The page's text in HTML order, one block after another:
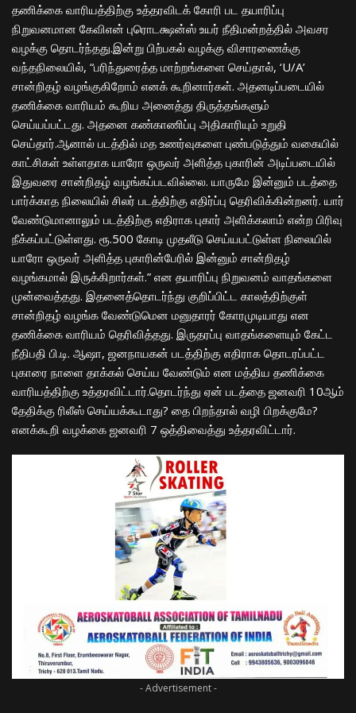
தணிக்கை வாரியத்திற்கு உத்தரவிடக் கோரி பட தயாரிப்பு
நிறுவனமான கேவிஎன் புரொடக்ஷன்ஸ் உயர் நீதிமன்றத்தில் அவசர
வழக்கு தொடர்ந்தது.இன்று பிற்பகல் வழக்கு விசாரணைக்கு
வந்தநிலையில், “பரிந்துரைத்த மாற்றங்களை செய்தால், ‘U/A’
சான்றிதழ் வழங்குகிறோம் எனக் கூறினார்கள். அதனடிப்படையில்
தணிக்கை வாரியம் கூறிய அனைத்து திருத்தங்களும்
செய்யப்பட்டது. அதனை கண்காணிப்பு அதிகாரியும் உறுதி
செய்தார்.ஆனால் படத்தில் மத உணர்வுகளை புண்படுத்தும் வகையில்
காட்சிகள் உள்ளதாக யாரோ ஒருவர் அளித்த புகாரின் அடிப்படையில்
இதுவரை சான்றிதழ் வழங்கப்படவில்லை. யாருமே இன்னும் படத்தை
பார்க்காத நிலையில் சிலர் படத்திற்கு எதிர்ப்பு தெரிவிக்கின்றனர். யார்
வேண்டுமானாலும் படத்திற்கு எதிராக புகார் அளிக்கலாம் என்ற பிரிவு
நீக்கப்பட்டுள்ளது. ரூ.500 கோடி முதலீடு செய்யபட்டுள்ள நிலையில்
யாரோ ஒருவர் அளித்த புகாரின்பேரில் இன்னும் சான்றிதழ்
வழங்கமால் இருக்கிறார்கள்.” என தயாரிப்பு நிறுவனம் வாதங்களை
முன்வைத்தது. இதனைத்தொடர்ந்து குறிப்பிட்ட காலத்திற்குள்
சான்றிதழ் வழங்க வேண்டுமென மனுதாரர் கோரமுடியாது என
தணிக்கை வாரியம் தெரிவித்தது. இருதரப்பு வாதங்களையும் கேட்ட
நீதிபதி பி.டி. ஆஷா, ஜனநாயகன் படத்திற்கு எதிராக தொடரப்பட்ட
புகாரை நாளை தாக்கல் செய்ய வேண்டும் என மத்திய தணிக்கை
வாரியத்திற்கு உத்தரவிட்டார்.தொடர்ந்து ஏன் படத்தை ஜனவரி 10ஆம்
தேதிக்கு ரிலீஸ் செய்யக்கூடாது? தை பிறந்தால் வழி பிறக்குமே?
எனக்கூறி வழக்கை ஜனவரி 7 ஒத்திவைத்து உத்தரவிட்டார்.
- Advertisement -